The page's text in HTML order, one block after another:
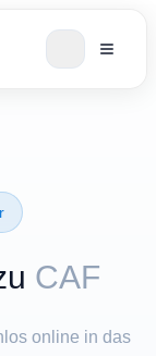
CAF
online in das